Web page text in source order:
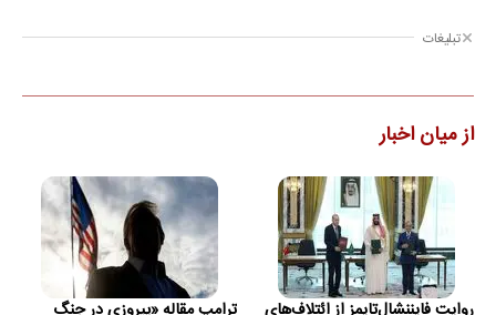
تبلیغات
از میان اخبار